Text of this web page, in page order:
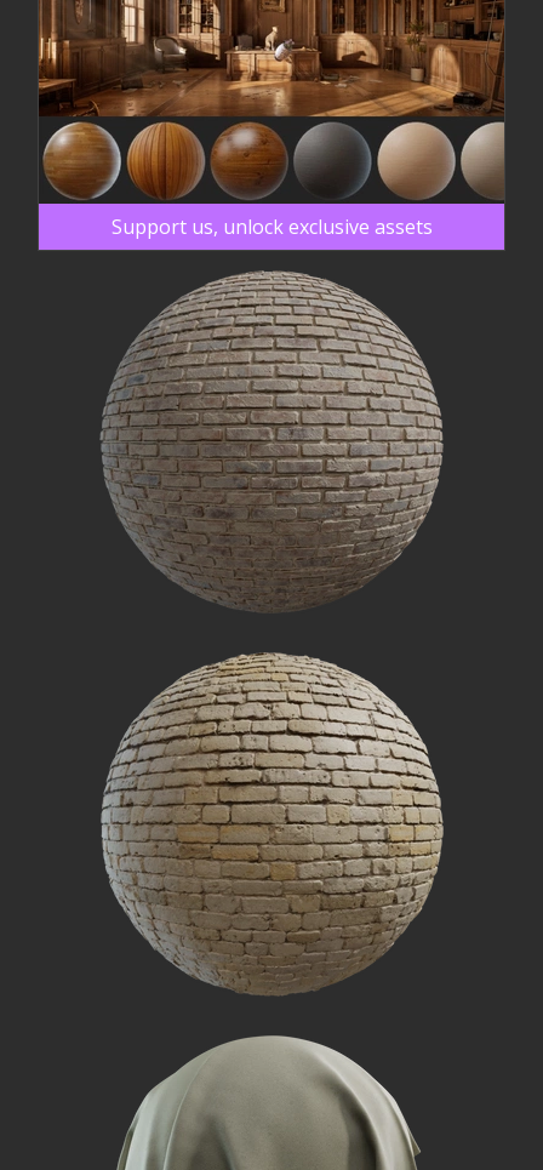
Support us, unlock exclusive assets